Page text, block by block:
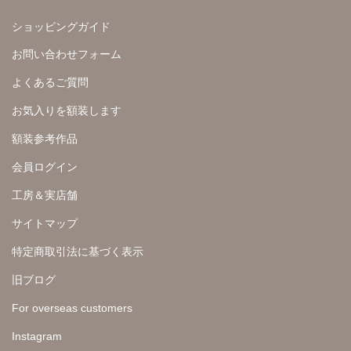
ショッピングガイド
お問い合わせフォーム
よくあるご質問
お気入りを額装します
額装参考作品
会員ログイン
工房＆実店舗
サイトマップ
特定商取引法に基づく表示
旧ブログ
For overseas customers
Instagram